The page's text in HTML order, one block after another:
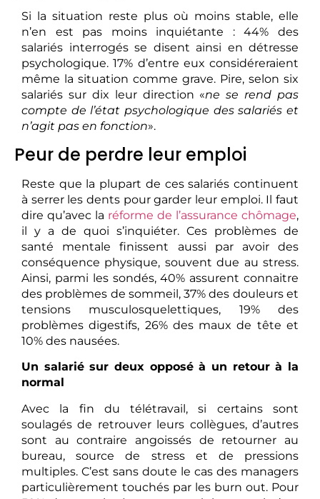
Si la situation reste plus où moins stable, elle
n’en est pas moins inquiétante : 44% des
salariés interrogés se disent ainsi en détresse
psychologique. 17% d’entre eux considéreraient
même la situation comme grave. Pire, selon six
salariés sur dix leur direction «ne se rend pas
compte de l’état psychologique des salariés et
n’agit pas en fonction».
Peur de perdre leur emploi
Reste que la plupart de ces salariés continuent
à serrer les dents pour garder leur emploi. Il faut
dire qu’avec la réforme de l’assurance chômage,
il y a de quoi s’inquiéter. Ces problèmes de
santé mentale finissent aussi par avoir des
conséquence physique, souvent due au stress.
Ainsi, parmi les sondés, 40% assurent connaitre
des problèmes de sommeil, 37% des douleurs et
tensions musculosquelettiques, 19% des
problèmes digestifs, 26% des maux de tête et
10% des nausées.
Un salarié sur deux opposé à un retour à la
normal
Avec la fin du télétravail, si certains sont
soulagés de retrouver leurs collègues, d’autres
sont au contraire angoissés de retourner au
bureau, source de stress et de pressions
multiples. C’est sans doute le cas des managers
particulièrement touchés par les burn out. Pour